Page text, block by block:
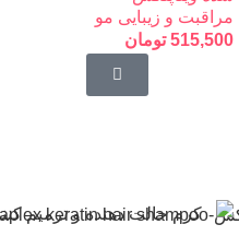
مراقبت و زیبایی مو
515,500 تومان